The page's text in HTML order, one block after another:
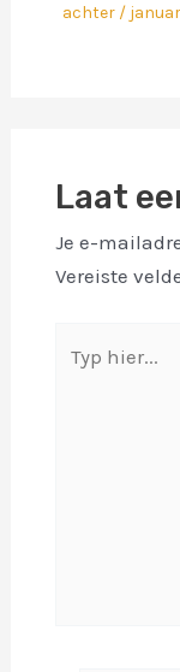
achter /
Laat
Je e-
Vereiste
hier...